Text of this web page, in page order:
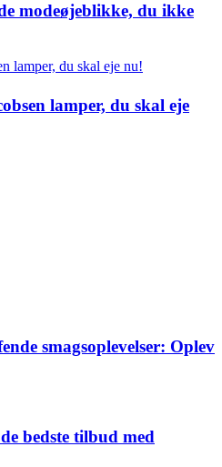
modeøjeblikke, du ikke
lamper, du skal eje
smagsoplevelser: Oplev
bedste tilbud med